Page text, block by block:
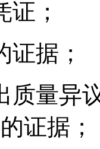
证；
证据；
质量
证据；